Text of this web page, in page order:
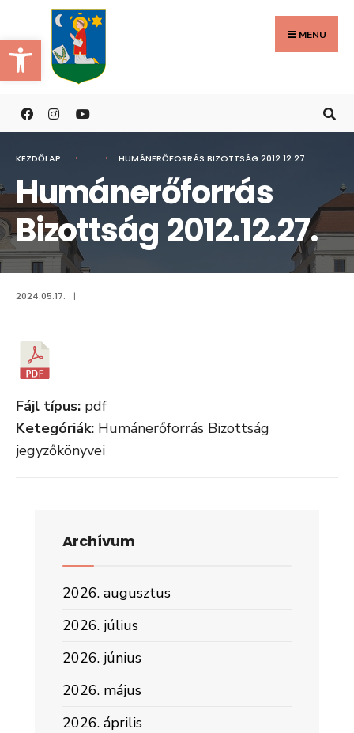
Eszköztár megnyitása
to
content
MENU
KEZDŐLAP HUMÁNERŐFORRÁS BIZOTTSÁG 2012.12.27.
Humánerőforrás
Bizottság 2012.12.27.
2024.05.17. |
Fájl típus: pdf
Ketegóriák: Humánerőforrás Bizottság
jegyzőkönyvei
Archívum
2026. augusztus
2026. július
2026. június
2026. május
2026. április
Search